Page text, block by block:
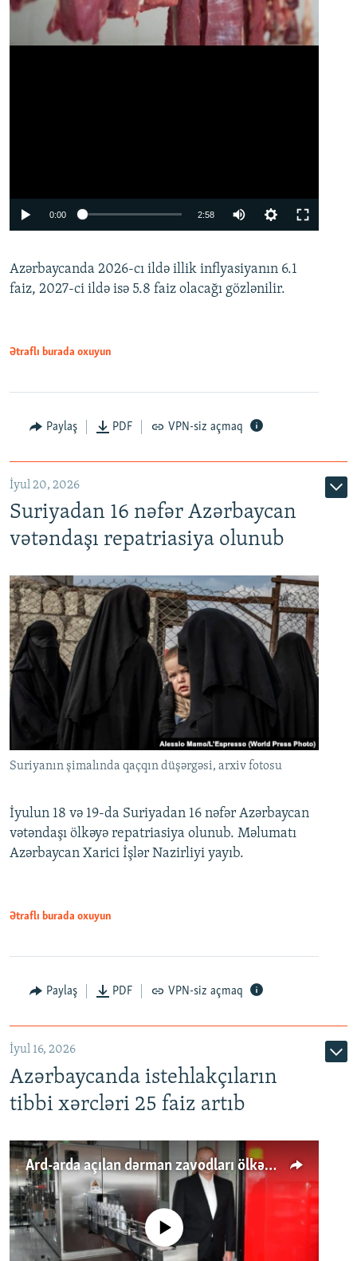
Auto
0:00 2:58
360p
480p
Azərbaycanda 2026-cı ildə illik inflyasiyanın 6.1
faiz, 2027-ci ildə isə 5.8 faiz olacağı gözlənilir.
Ətraflı burada oxuyun
Paylaş PDF VPN-siz açmaq
İyul 20, 2026
Suriyadan 16 nəfər Azərbaycan
vətəndaşı repatriasiya olunub
Suriyanın şimalında qaçqın düşərgəsi, arxiv fotosu
İyulun 18 və 19-da Suriyadan 16 nəfər Azərbaycan
vətəndaşı ölkəyə repatriasiya olunub. Məlumatı
Azərbaycan Xarici İşlər Nazirliyi yayıb.
Ətraflı burada oxuyun
Paylaş PDF VPN-siz açmaq
İyul 16, 2026
Azərbaycanda istehlakçıların
tibbi xərcləri 25 faiz artıb
Ard-arda açılan dərman zavodları ölkənin tələbatını ödəyirmi?
No media source currently available